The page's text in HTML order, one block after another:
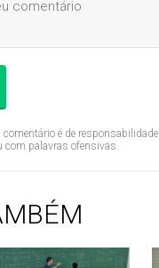
comentário é de
com palavras ofensivas.